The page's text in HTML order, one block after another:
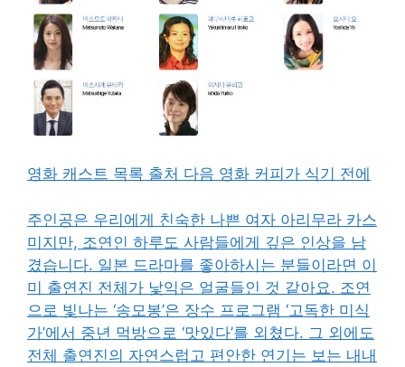
영화 캐스트 목록 출처 다음 영화 커피가 식기 전에
주인공은 우리에게 친숙한 나쁜 여자 아리무라 카스
미지만, 조연인 하루도 사람들에게 깊은 인상을 남
겼습니다. 일본 드라마를 좋아하시는 분들이라면 이
미 출연진 전체가 낯익은 얼굴들인 것 같아요. 조연
으로 빛나는 ‘송모봉’은 장수 프로그램 ‘고독한 미식
가’에서 중년 먹방으로 ‘맛있다’를 외쳤다. 그 외에도
전체 출연진의 자연스럽고 편안한 연기는 보는 내내